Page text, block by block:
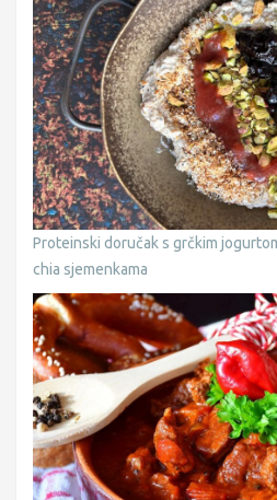
Proteinski doručak s grčkim
chia sjemenkama